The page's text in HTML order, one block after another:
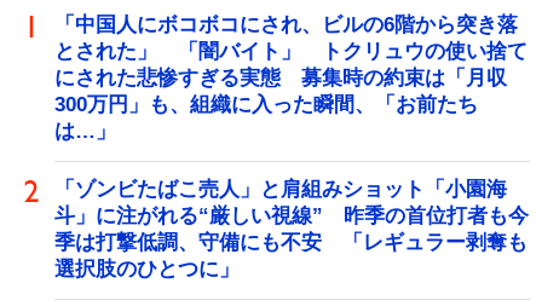
「中国人にボコボコにされ、ビルの6階から突き落
とされた」 「闇バイト」 トクリュウの使い捨て
にされた悲惨すぎる実態 募集時の約束は「月収
300万円」も、組織に入った瞬間、「お前たち
は…」
「ゾンビたばこ売人」と肩組みショット「小園海
斗」に注がれる“厳しい視線” 昨季の首位打者も今
季は打撃低調、守備にも不安 「レギュラー剥奪も
選択肢のひとつに」